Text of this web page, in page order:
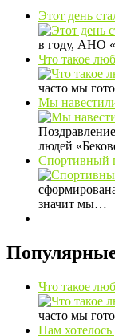
Этот день
в году, АНО
Что такое
часто мы
Мы
людей
Спортивный
значит мы…
Что такое
часто мы
Нам хотелось